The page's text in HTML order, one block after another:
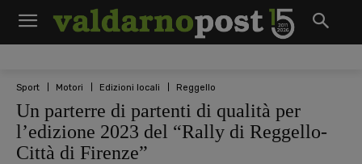
Sport Motori Edizioni locali Reggello
Un parterre di partenti di qualità per
l’edizione 2023 del “Rally di Reggello-
Città di Firenze”